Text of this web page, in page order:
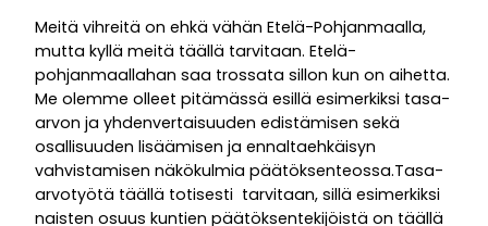
Meitä vihreitä on ehkä vähän Etelä-Pohjanmaalla,
mutta kyllä meitä täällä tarvitaan. Etelä-
pohjanmaallahan saa trossata sillon kun on aihetta.
Me olemme olleet pitämässä esillä esimerkiksi tasa-
arvon ja yhdenvertaisuuden edistämisen sekä
osallisuuden lisäämisen ja ennaltaehkäisyn
vahvistamisen näkökulmia päätöksenteossa.Tasa-
arvotyötä täällä totisesti tarvitaan, sillä esimerkiksi
naisten osuus kuntien päätöksentekijöistä on täällä